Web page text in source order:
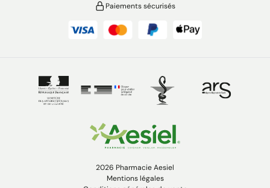
Paiements sécurisés
2026 Pharmacie Aesiel
Mentions légales